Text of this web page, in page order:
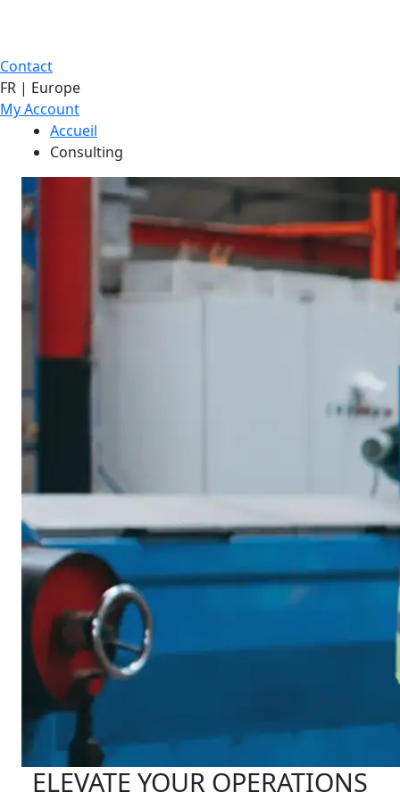
Contact
FR | Europe
My Account
Accueil
Consulting
ELEVATE YOUR OPERATIONS